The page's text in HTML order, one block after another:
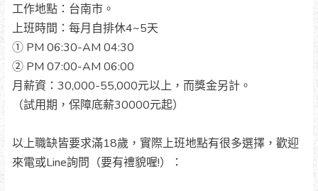
工作地點：台南市。
上班時間：每月自排休4~5天
① PM 06:30-AM 04:30
② PM 07:00-AM 06:00
月薪資：30,000-55,000元以上，而獎金另計。
（試用期，保障底薪30000元起）
以上職缺皆要求滿18歲，實際上班地點有很多選擇，歡迎
來電或Line詢問（要有禮貌喔!）：